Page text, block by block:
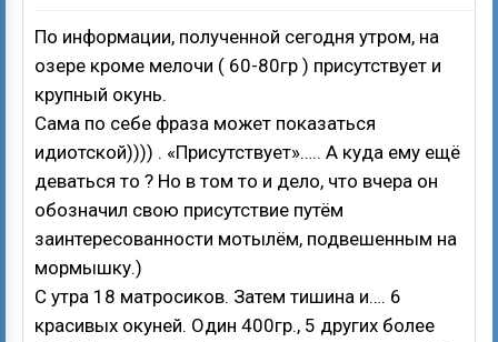
По информации, полученной сегодня утром, на
озере кроме мелочи ( 60-80гр ) присутствует и
крупный окунь.
Сама по себе фраза может показаться
идиотской)))) . «Присутствует»….. А куда ему ещё
деваться то ? Но в том то и дело, что вчера он
обозначил свою присутствие путём
заинтересованности мотылём, подвешенным на
мормышку.)
С утра 18 матросиков. Затем тишина и…. 6
красивых окуней. Один 400гр., 5 других более